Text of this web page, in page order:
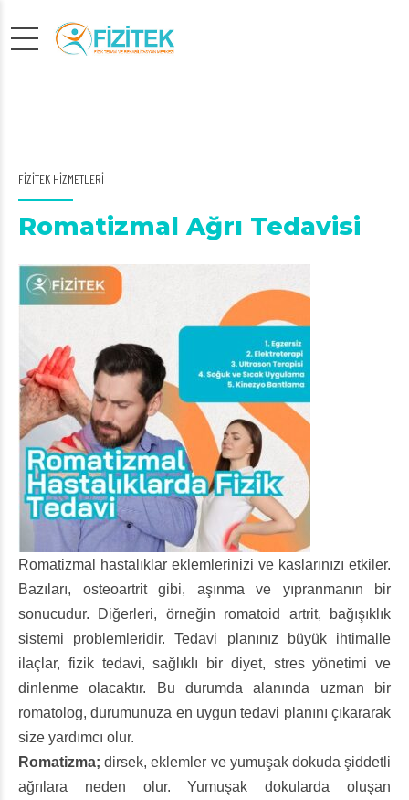
FİZİTEK HİZMETLERİ
Romatizmal Ağrı Tedavisi
Romatizmal hastalıklar eklemlerinizi ve kaslarınızı etkiler.
Bazıları, osteoartrit gibi, aşınma ve yıpranmanın bir
sonucudur. Diğerleri, örneğin romatoid artrit, bağışıklık
sistemi problemleridir. Tedavi planınız büyük ihtimalle
ilaçlar, fizik tedavi, sağlıklı bir diyet, stres yönetimi ve
dinlenme olacaktır. Bu durumda alanında uzman bir
romatolog, durumunuza en uygun tedavi planını çıkararak
size yardımcı olur.
Romatizma; dirsek, eklemler ve yumuşak dokuda şiddetli
ağrılara neden olur. Yumuşak dokularda oluşan